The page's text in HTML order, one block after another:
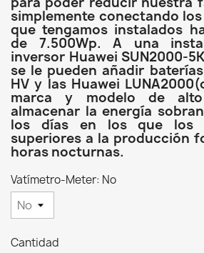
simplemente conectando
que tengamos instalados
de 7.500Wp. A una
inversor Huawei SUN2000-
se le pueden añadir baterías
HV y las Huawei
marca y modelo de
almacenar la energía
los días en los que los
superiores a la producción
horas nocturnas.
Vatímetro-Meter: No
Cantidad